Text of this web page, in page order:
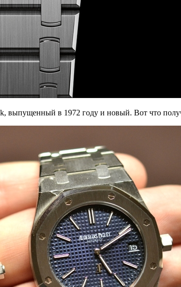
выпущенный в 1972 году и новый. Вот что